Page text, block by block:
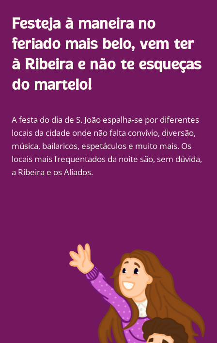
Festeja à maneira no
feriado mais belo, vem ter
à Ribeira e não te esqueças
do martelo!
A festa do dia de S. João espalha-se por diferentes
locais da cidade onde não falta convívio, diversão,
música, bailaricos, espetáculos e muito mais. Os
locais mais frequentados da noite são, sem dúvida,
a Ribeira e os Aliados.